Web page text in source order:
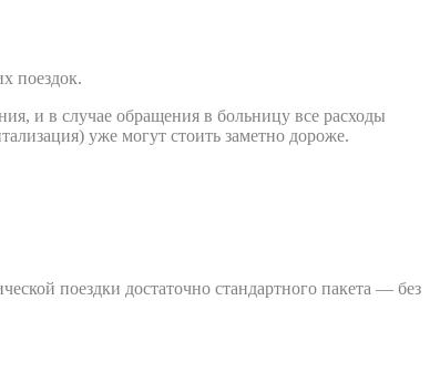
поездок.
и в случае обращения в больницу все расходы
уже могут стоить заметно дороже.
поездки достаточно стандартного пакета — без